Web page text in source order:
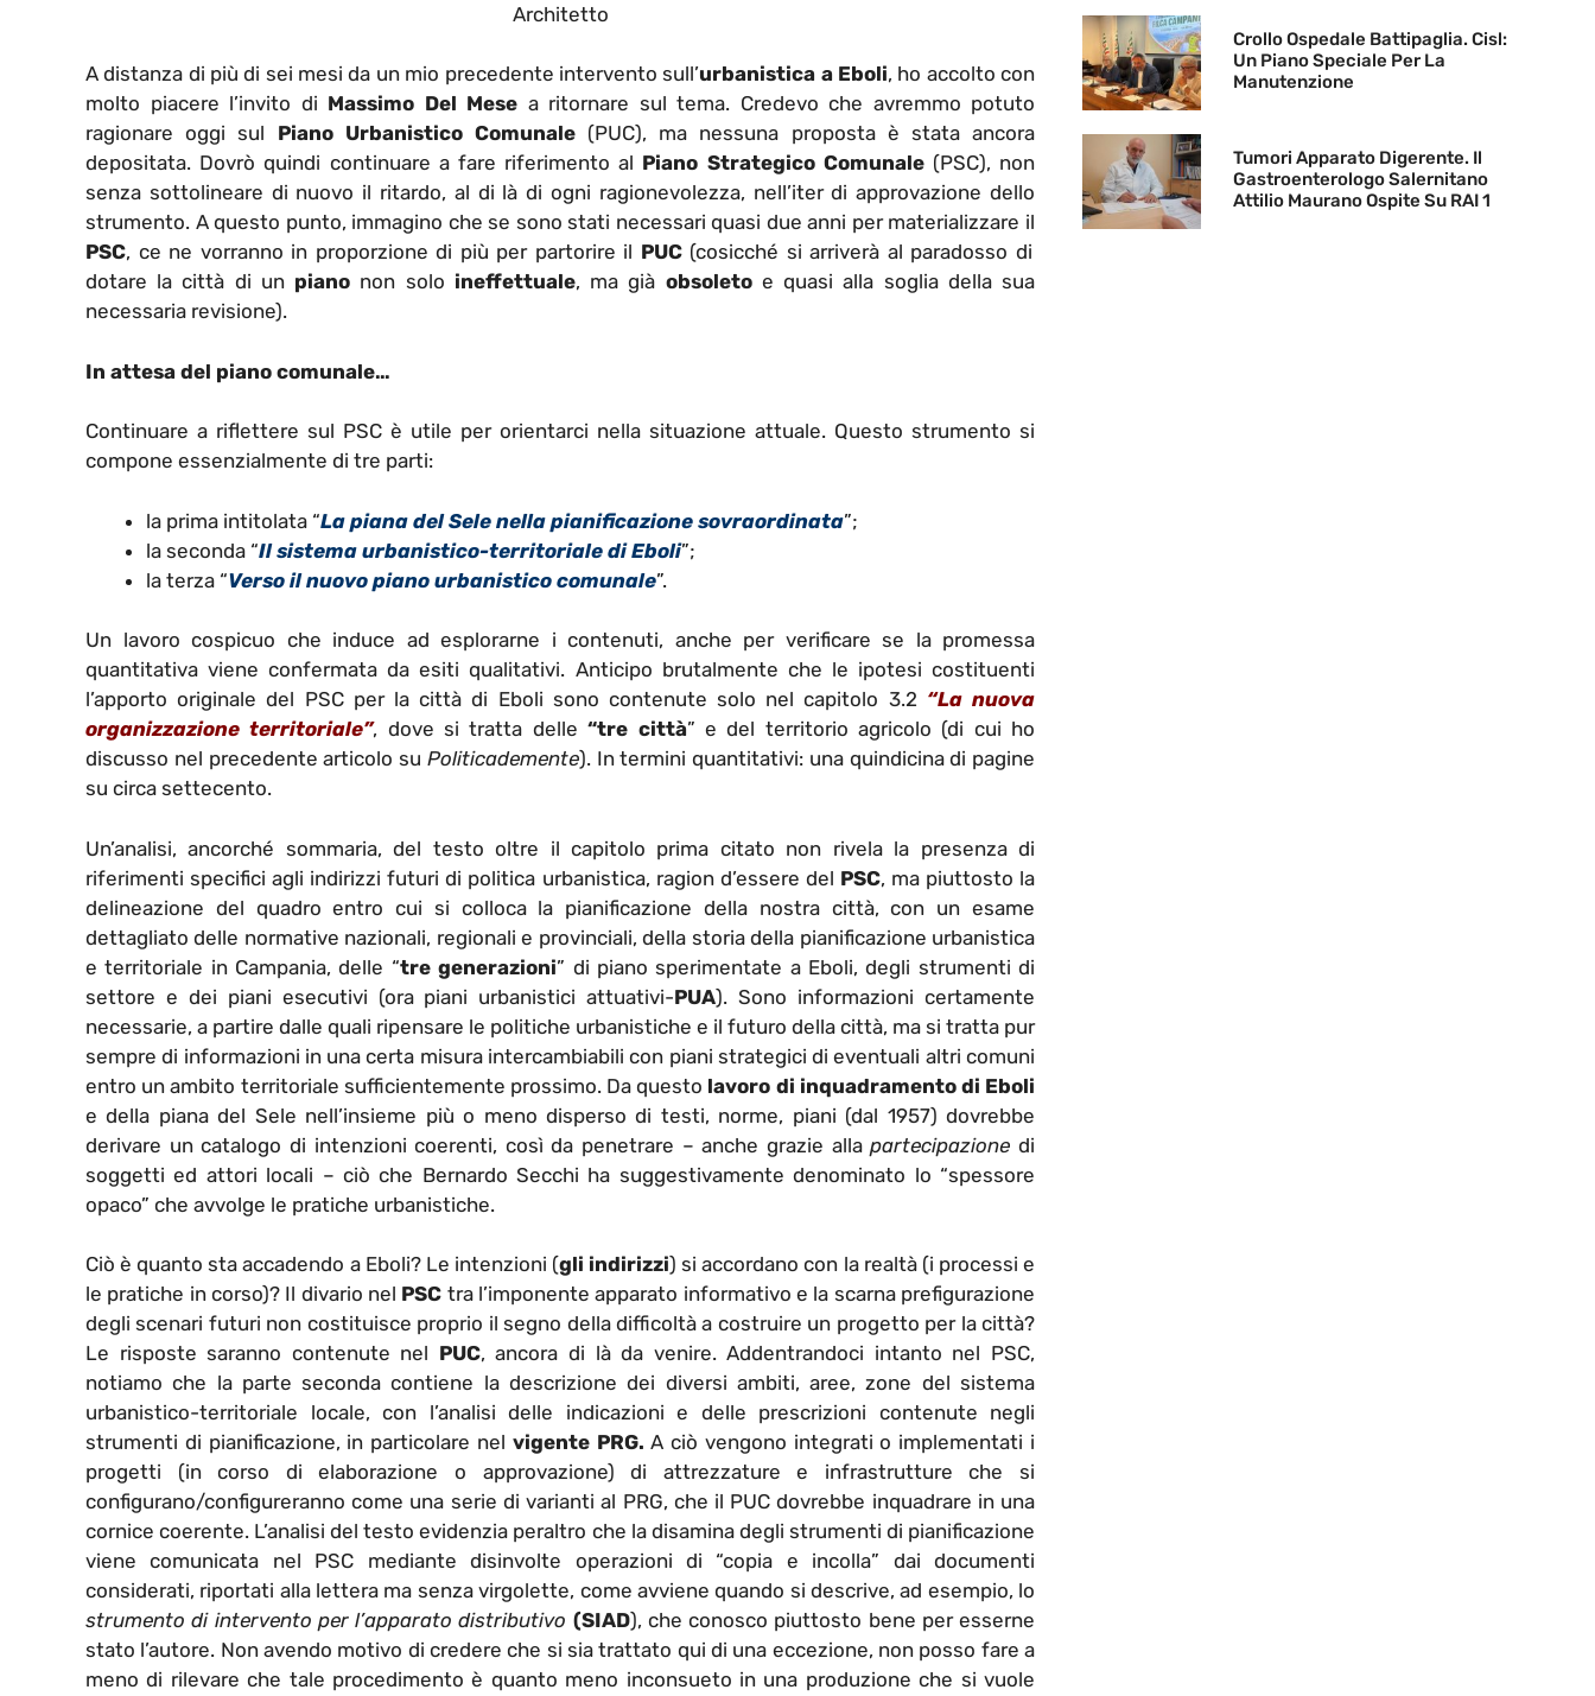
Architetto
A distanza di più di sei mesi da un mio precedente intervento sull’urbanistica a Eboli, ho accolto con
molto piacere l’invito di Massimo Del Mese a ritornare sul tema. Credevo che avremmo potuto
ragionare oggi sul Piano Urbanistico Comunale(PUC), ma nessuna proposta è stata ancora
depositata. Dovrò quindi continuare a fare riferimento al Piano Strategico Comunale(PSC), non
senza sottolineare di nuovo il ritardo, al di là di ogni ragionevolezza, nell’iter di approvazione dello
strumento. A questo punto, immagino che se sono stati necessari quasi due anni per materializzare il
PSC, ce ne vorranno in proporzione di più per partorire il PUC(cosicché si arriverà al paradosso di
dotare la città di un piano non solo ineffettuale, ma già obsoletoe quasi alla soglia della sua
necessaria revisione).
In attesa del piano comunale…
Continuare a riflettere sul PSC è utile per orientarci nella situazione attuale. Questo strumento si
compone essenzialmente di tre parti:
la prima intitolata “La piana del Sele nella pianificazione sovraordinata”;
la seconda “Il sistema urbanistico-territoriale di Eboli”;
la terza “Verso il nuovo piano urbanistico comunale”.
Un lavoro cospicuo che induce ad esplorarne i contenuti, anche per verificare se la promessa
quantitativa viene confermata da esiti qualitativi. Anticipo brutalmente che le ipotesi costituenti
l’apporto originale del PSC per la città di Eboli sono contenute solo nel capitolo 3.2 “La nuova
organizzazione territoriale”, dove si tratta delle“tre città” e del territorio agricolo (di cui ho
discusso nel precedente articolo su Politicademente). In termini quantitativi: una quindicina di pagine
su circa settecento.
Un’analisi, ancorché sommaria, del testo oltre il capitolo prima citato non rivela la presenza di
riferimenti specifici agli indirizzi futuri di politica urbanistica, ragion d’essere del PSC, ma piuttosto la
delineazione del quadro entro cui si colloca la pianificazione della nostra città, con un esame
dettagliato delle normative nazionali, regionali e provinciali, della storia della pianificazione urbanistica
e territoriale in Campania, delle “tre generazioni” di piano sperimentate a Eboli, degli strumenti di
settore e dei piani esecutivi (ora piani urbanistici attuativi-PUA). Sono informazioni certamente
necessarie, a partire dalle quali ripensare le politiche urbanistiche e il futuro della città, ma si tratta pur
sempre di informazioni in una certa misura intercambiabili con piani strategici di eventuali altri comuni
entro un ambito territoriale sufficientemente prossimo. Da questo lavoro di inquadramento di Eboli
e della piana del Sele nell’insieme più o meno disperso di testi, norme, piani (dal 1957) dovrebbe
derivare un catalogo di intenzioni coerenti, così da penetrare – anche grazie allapartecipazione di
soggetti ed attori locali – ciò che Bernardo Secchi ha suggestivamente denominato lo “spessore
opaco” che avvolge le pratiche urbanistiche.
Ciò è quanto sta accadendo a Eboli? Le intenzioni (gli indirizzi) si accordano con la realtà (i processi e
le pratiche in corso)? Il divario nel PSC tra l’imponente apparato informativo e la scarna prefigurazione
degli scenari futuri non costituisce proprio il segno della difficoltà a costruire un progetto per la città?
Le risposte saranno contenute nel PUC, ancora di là da venire. Addentrandoci intanto nel PSC,
notiamo che la parte seconda contiene la descrizione dei diversi ambiti, aree, zone del sistema
urbanistico-territoriale locale, con l’analisi delle indicazioni e delle prescrizioni contenute negli
strumenti di pianificazione, in particolare nel vigente PRG. A ciò vengono integrati o implementati i
progetti (in corso di elaborazione o approvazione) di attrezzature e infrastrutture che si
configurano/configureranno come una serie di varianti al PRG, che il PUC dovrebbe inquadrare in una
cornice coerente. L’analisi del testo evidenzia peraltro che la disamina degli strumenti di pianificazione
viene comunicata nel PSC mediante disinvolte operazioni di “copia e incolla” dai documenti
considerati, riportati alla lettera ma senza virgolette, come avviene quando si descrive, ad esempio, lo
strumento di intervento per l’apparato distributivo (SIAD), che conosco piuttosto bene per esserne
stato l’autore. Non avendo motivo di credere che si sia trattato qui di una eccezione, non posso fare a
meno di rilevare che tale procedimento è quanto meno inconsueto in una produzione che si vuole
Crollo Ospedale Battipaglia. Cisl:
Un Piano Speciale Per La
Manutenzione
Tumori Apparato Digerente. Il
Gastroenterologo Salernitano
Attilio Maurano Ospite Su RAI 1